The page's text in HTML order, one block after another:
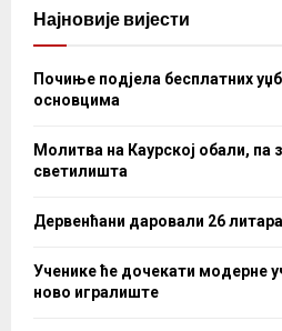
Најновије вијести
Почиње подјела бесплатних
основцима
Молитва на Каурској обали, па
светилишта
Дервенћани даровали 26
Ученике ће дочекати модерне
ново игралиште